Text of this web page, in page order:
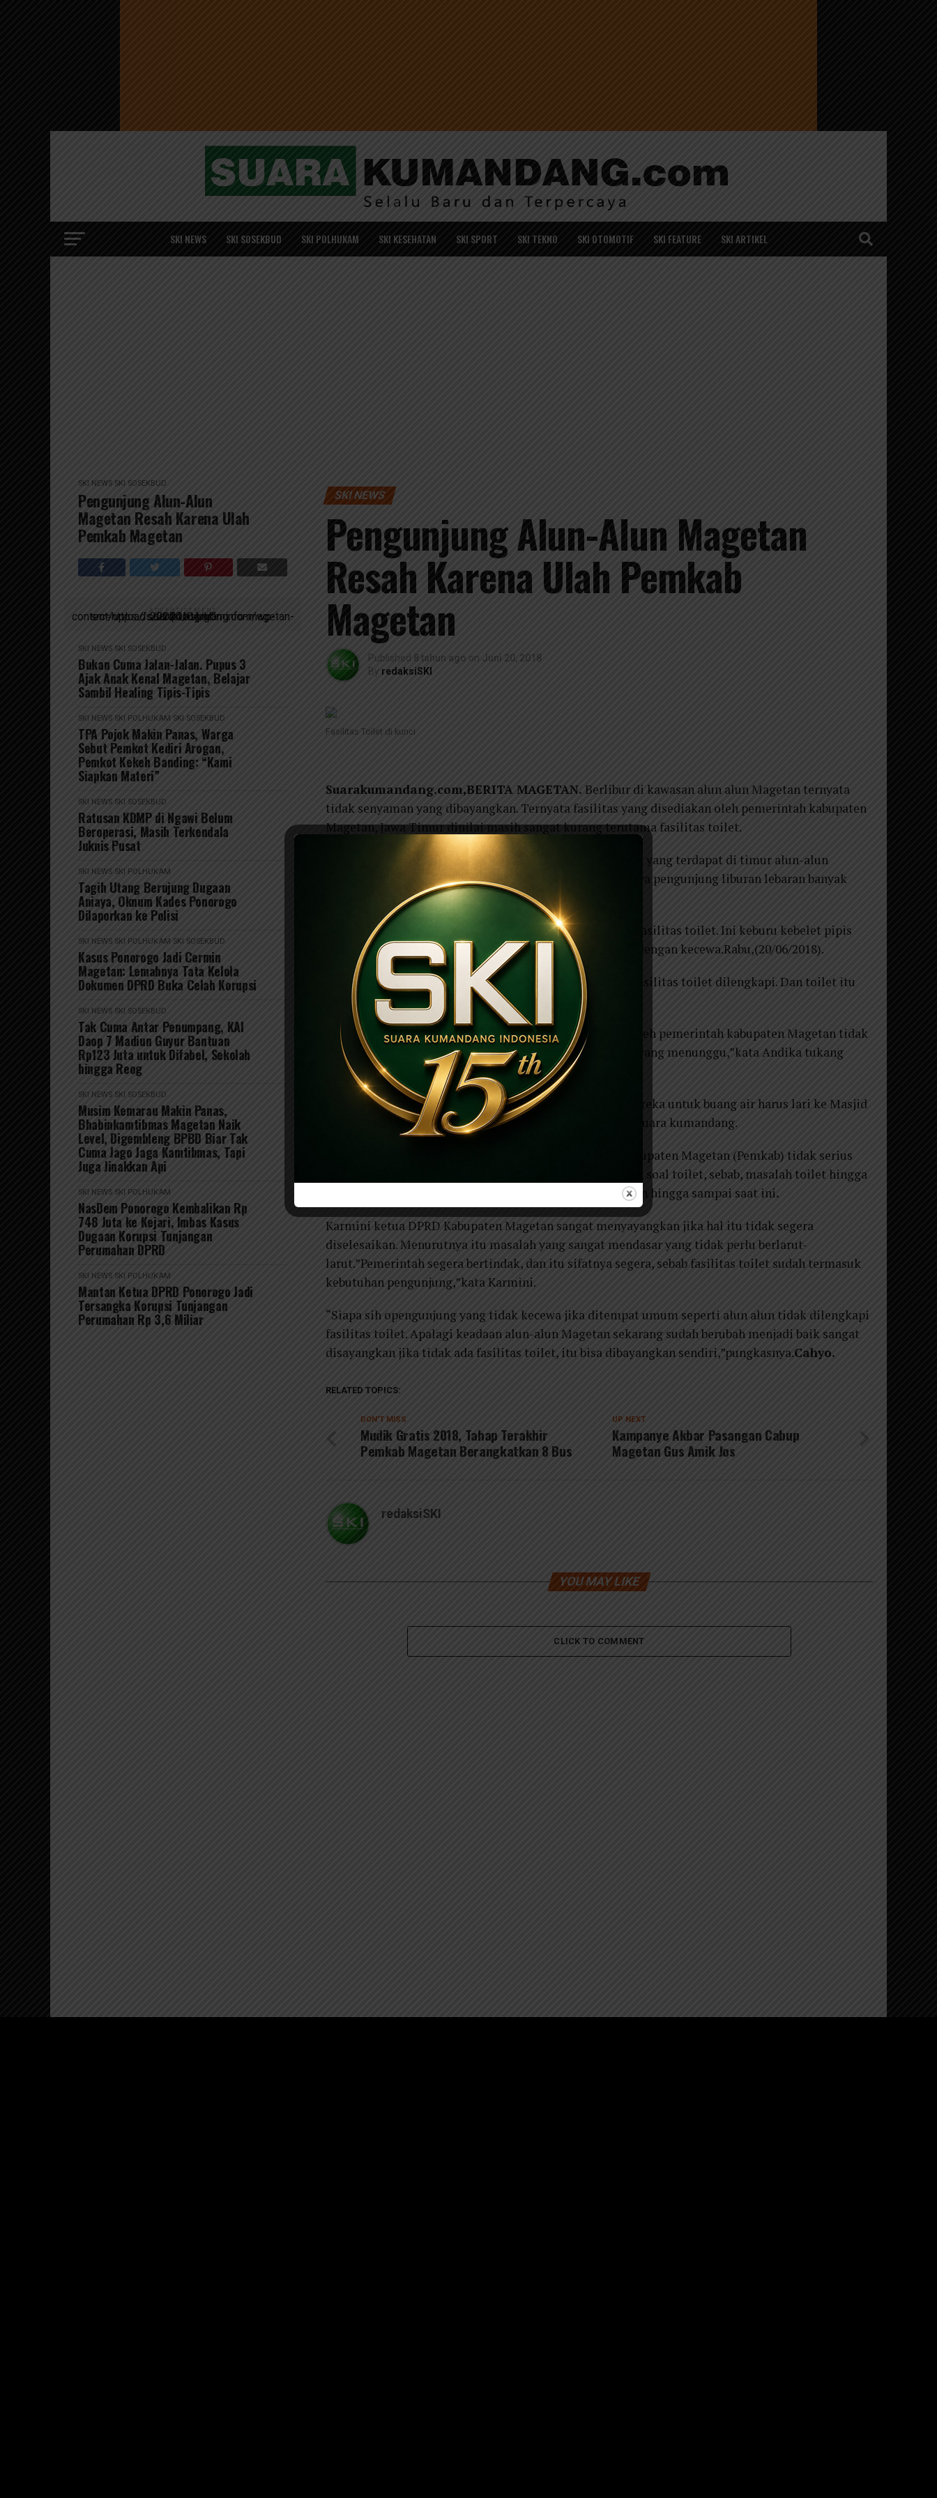
SKI NEWS SKI SOSEKBUD SKI POLHUKAM SKI KESEHATAN SKI SPORT SKI TEKNO SKI OTOMOTIF SKI FEATURE SKI ARTIKEL
SKI NEWS SKI SOSEKBUD
Pengunjung Alun-Alun
Magetan Resah Karena Ulah
Pemkab Magetan
ADVERTISEMENT
script async src=https://suarakumandang.com/wp-content/uploads/2024/04/kominfo-magetan-2024OIO.jpg""
SKI NEWS SKI SOSEKBUD
Bukan Cuma Jalan-Jalan. Pupus 3
Ajak Anak Kenal Magetan, Belajar
Sambil Healing Tipis-Tipis
SKI NEWS SKI POLHUKAM SKI SOSEKBUD
TPA Pojok Makin Panas, Warga
Sebut Pemkot Kediri Arogan,
Pemkot Kekeh Banding: “Kami
Siapkan Materi”
SKI NEWS SKI SOSEKBUD
Ratusan KDMP di Ngawi Belum
Beroperasi, Masih Terkendala
Juknis Pusat
SKI NEWS SKI POLHUKAM
Tagih Utang Berujung Dugaan
Aniaya, Oknum Kades Ponorogo
Dilaporkan ke Polisi
SKI NEWS SKI POLHUKAM SKI SOSEKBUD
Kasus Ponorogo Jadi Cermin
Magetan: Lemahnya Tata Kelola
Dokumen DPRD Buka Celah Korupsi
SKI NEWS SKI SOSEKBUD
Tak Cuma Antar Penumpang, KAI
Daop 7 Madiun Guyur Bantuan
Rp123 Juta untuk Difabel, Sekolah
hingga Reog
SKI NEWS SKI SOSEKBUD
Musim Kemarau Makin Panas,
Bhabinkamtibmas Magetan Naik
Level, Digembleng BPBD Biar Tak
Cuma Jago Jaga Kamtibmas, Tapi
Juga Jinakkan Api
SKI NEWS SKI POLHUKAM
NasDem Ponorogo Kembalikan Rp
748 Juta ke Kejari, Imbas Kasus
Dugaan Korupsi Tunjangan
Perumahan DPRD
SKI NEWS SKI POLHUKAM
Mantan Ketua DPRD Ponorogo Jadi
Tersangka Korupsi Tunjangan
Perumahan Rp 3,6 Miliar
SKI NEWS
Pengunjung Alun-Alun Magetan
Resah Karena Ulah Pemkab
Magetan
Published 8 tahun ago on Juni 20, 2018
By redaksiSKI
Fasilitas Toilet di kunci
Suarakumandang.com,BERITA MAGETAN. Berlibur di kawasan alun alun Magetan ternyata
tidak senyaman yang dibayangkan. Ternyata fasilitas yang disediakan oleh pemerintah kabupaten
Magetan, Jawa Timur dinilai masih sangat kurang terutama fasilitas toilet.
Sesuai pantuan wartawan suara kumandang, toilet umum yang terdapat di timur alun-alun
Magetan sudah satu bulan ditutup sehingga membuat para pengunjung liburan lebaran banyak
yang kecewa dan untuk buang air harus pergi ke Masjid.
“Waduh kalau begini caranya gimana ini, kok nggak ada fasilitas toilet. Ini keburu kebelet pipis
mas terpaksa saya harus lari ke Masjid Agung,”kata Aan dengan kecewa.Rabu,(20/06/2018).
Warga Parang ini berharap kepada pihak terkait supaya fasilitas toilet dilengkapi. Dan toilet itu
segera difungsikan kembali.
Sudah hampir satu bulan toilet umum yang disediakan oleh pemerintah kabupaten Magetan tidak
dibuka.”Sudah satu bulan mas dikunci soalnya tidak ada yang menunggu,”kata Andika tukang
Pakir alun alun.
“Khususnya para pengunjung mas, banyak yang resah. Mereka untuk buang air harus lari ke Masjid
Agung, bahkan ada yang pulang dulu,”terangnya kepada suara kumandang.
Semnetara itu, selama ini warga menilai pemerintah kabupaten Magetan (Pemkab) tidak serius
dalam mengelola alun -alun secara maksimal. khususnya soal toilet, sebab, masalah toilet hingga
kini masih dalam permasalahan yang belum terselesaikan hingga sampai saat ini.
Karmini ketua DPRD Kabupaten Magetan sangat menyayangkan jika hal itu tidak segera
diselesaikan. Menurutnya itu masalah yang sangat mendasar yang tidak perlu berlarut-
larut.”Pemerintah segera bertindak, dan itu sifatnya segera, sebab fasilitas toilet sudah termasuk
kebutuhan pengunjung,”kata Karmini.
“Siapa sih opengunjung yang tidak kecewa jika ditempat umum seperti alun alun tidak dilengkapi
fasilitas toilet. Apalagi keadaan alun-alun Magetan sekarang sudah berubah menjadi baik sangat
disayangkan jika tidak ada fasilitas toilet, itu bisa dibayangkan sendiri,”pungkasnya.Cahyo.
RELATED TOPICS:
UP NEXT
Kampanye Akbar Pasangan Cabup
Magetan Gus Amik Jos
DON'T MISS
Mudik Gratis 2018, Tahap Terakhir
Pemkab Magetan Berangkatkan 8 Bus
redaksiSKI
YOU MAY LIKE
CLICK TO COMMENT